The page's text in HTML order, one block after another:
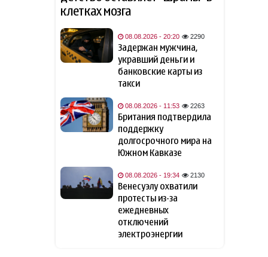
09:10
СМИ: УЕФА может начать
Инфантино
08 август 2026
"Арсенал" объявил о
Гимарайнса
22:00
В США мужчину заперли в
билборде ради рекламы
фильма- ФОТО/ВИДЕО
21:48
Психологи назвали пять
фраз, которые могут мешать
личностному и
профессиональному росту
клетках мозга
08.08.2026 - 20:20 2290
Задержан мужчина,
укравший деньги и
банковские карты из
такси
08.08.2026 - 11:53 2263
Британия подтвердила
поддержку
долгосрочного мира на
Южном Кавказе
08.08.2026 - 19:34 2130
Венесуэлу охватили
протесты из-за
ежедневных
отключений
электроэнергии